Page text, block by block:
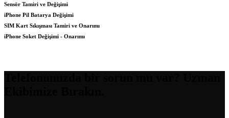
Sensör Tamiri ve Değişimi
iPhone Pil Batarya Değişimi
SIM Kart Sıkışması Tamiri ve Onarımı
iPhone Soket Değişimi - Onarımı